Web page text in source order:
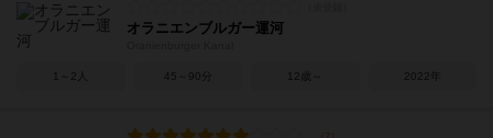
オラニエンブルガー運河
1～2人 45～90分 12歳～ 2022年